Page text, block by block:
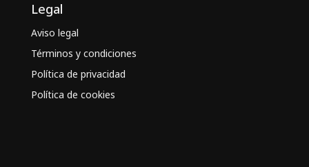
Legal
Aviso legal
Términos y condiciones
Política de privacidad
Política de cookies